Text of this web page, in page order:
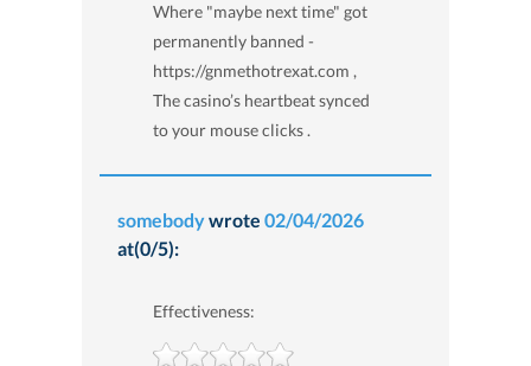
Where "maybe next time" got
permanently banned -
https://gnmethotrexat.com ,
The casino’s heartbeat synced
to your mouse clicks .
somebodywrote 02/04/2026
at(0/5):
Effectiveness: